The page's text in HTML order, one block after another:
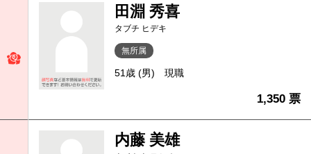
田淵 秀喜
タブチ ヒデキ
無所属
51歳 (男) 現職
1,350 票
内藤 美雄